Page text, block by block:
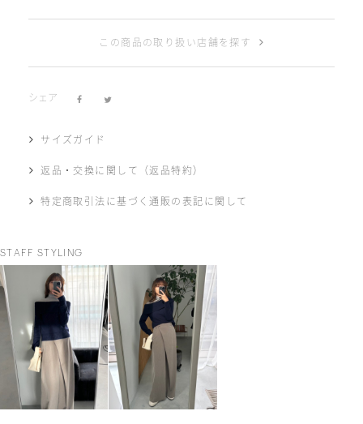
この商品の取り扱い店舗を探す
シェア
サイズガイド
返品・交換に関して（返品特約）
特定商取引法に基づく通販の表記に関して
STAFF STYLING